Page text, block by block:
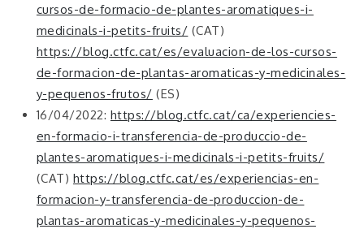
cursos-de-formacio-de-plantes-aromatiques-i-
medicinals-i-petits-fruits/ (CAT)
https://blog.ctfc.cat/es/evaluacion-de-los-cursos-
de-formacion-de-plantas-aromaticas-y-medicinales-
y-pequenos-frutos/ (ES)
16/04/2022: https://blog.ctfc.cat/ca/experiencies-
en-formacio-i-transferencia-de-produccio-de-
plantes-aromatiques-i-medicinals-i-petits-fruits/
(CAT) https://blog.ctfc.cat/es/experiencias-en-
formacion-y-transferencia-de-produccion-de-
plantas-aromaticas-y-medicinales-y-pequenos-